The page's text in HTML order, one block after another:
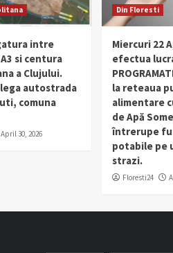
intre
si centura
a Clujului.
autostrada
comuna
April 30, 2026
Din Floresti
Miercuri 22
efectua
la reteaua
alimentare
de Apă
întrerupe
potabile pe
strazi.
Floresti24